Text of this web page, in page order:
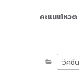
คะแนนโหวต
วัคซีน